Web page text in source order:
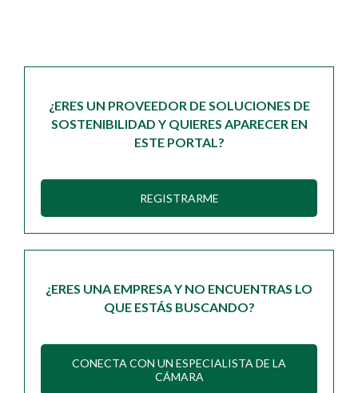
¿ERES UN PROVEEDOR DE SOLUCIONES DE
SOSTENIBILIDAD Y QUIERES APARECER EN
ESTE PORTAL?
REGISTRARME
¿ERES UNA EMPRESA Y NO ENCUENTRAS LO
QUE ESTÁS BUSCANDO?
CONECTA CON UN ESPECIALISTA DE LA
CÁMARA